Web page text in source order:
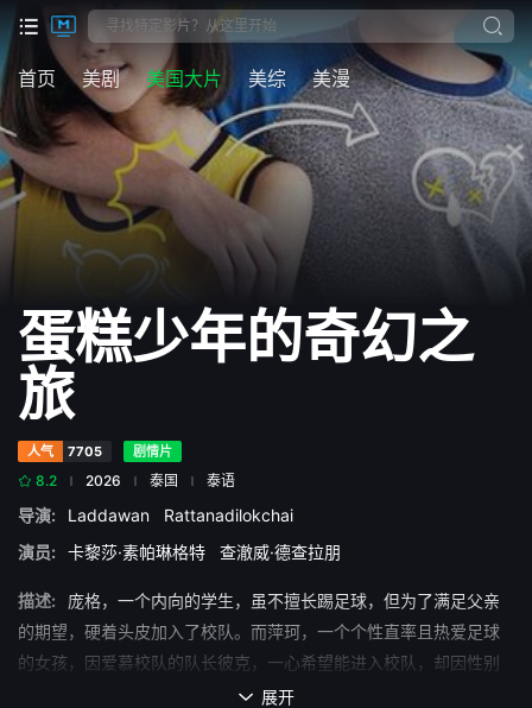
首页 美剧 美国大片 美综 美漫
蛋糕少年的奇幻之
旅
人气 7705 剧情片
8.2 2026 泰国 泰语
导演: Laddawan Rattanadilokchai
演员:
卡黎莎·素帕琳格特 查澈威·德查拉朋
描述:
庞格，一个内向的学生，虽不擅长踢足球，但为了满足父亲
的期望，硬着头皮加入了校队。而萍珂，一个个性直率且热爱足球
的女孩，因爱慕校队的队长彼克，一心希望能进入校队，却因性别
关系无法成功加入。一次偶然的意外，庞格和萍珂吃了神奇的蛋
 展开